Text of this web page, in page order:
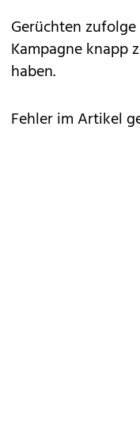
Gerüchten
Kampagne knapp
haben.
Fehler im Artikel